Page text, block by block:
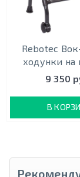
Rebotec
ходунки на
9 350
В